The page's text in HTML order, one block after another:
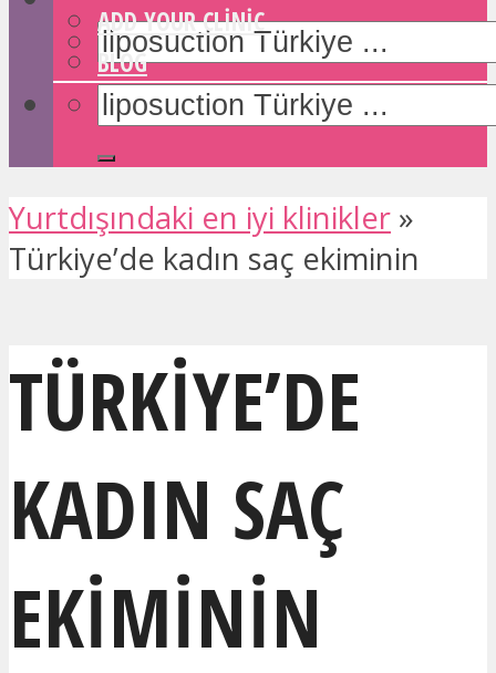
ADD YOUR CLINIC
BLOG
Yurtdışındaki en iyi klinikler »
Türkiye’de kadın saç ekiminin
TÜRKIYE’DE
KADIN SAÇ
EKIMININ